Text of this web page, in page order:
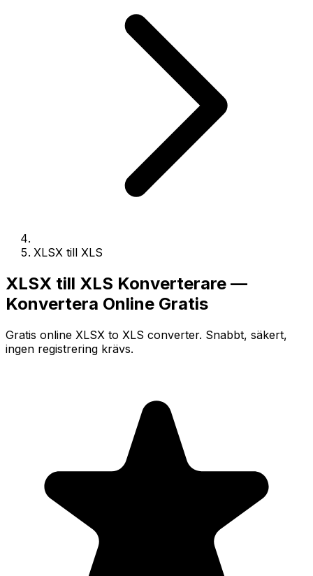
XLSX till XLS
XLSX till XLS Konverterare —
Konvertera Online Gratis
Gratis online XLSX to XLS converter. Snabbt, säkert,
ingen registrering krävs.